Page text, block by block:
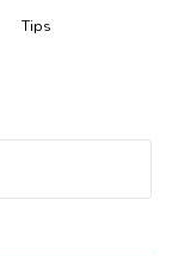
Tips